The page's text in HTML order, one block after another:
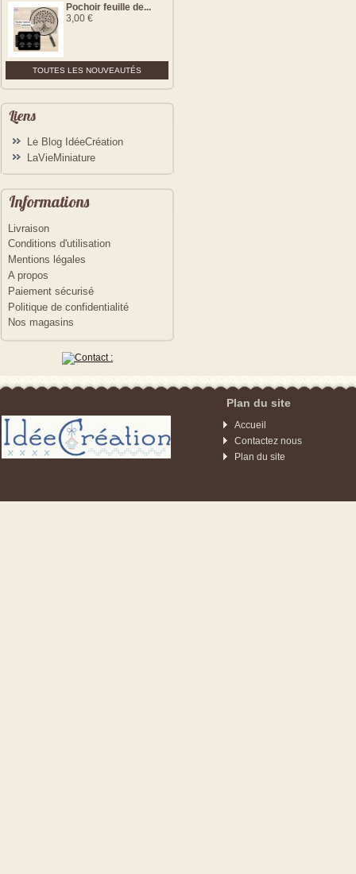
Pochoir feuille de...
3,00 €
TOUTES LES NOUVEAUTÉS
Liens
Le Blog IdéeCréation
LaVieMiniature
Informations
Livraison
Conditions d'utilisation
Mentions légales
A propos
Paiement sécurisé
Politique de confidentialité
Nos magasins
Plan du site
Accueil
Contactez nous
Plan du site